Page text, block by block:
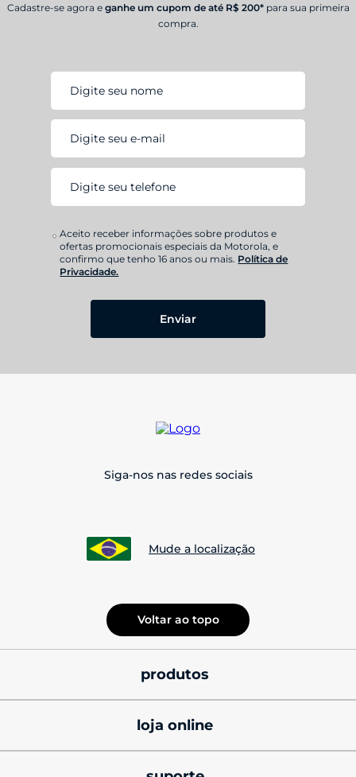
Cadastre-se agora e ganhe um cupom de até R$ 200* para sua primeira
compra.
Enviar
Aceito receber informações sobre produtos e
ofertas promocionais especiais da Motorola, e
confirmo que tenho 16 anos ou mais. Política de
Privacidade.
Siga-nos nas redes sociais
Mude a localização
Voltar ao topo
produtos
celulares motorola
signature
loja online